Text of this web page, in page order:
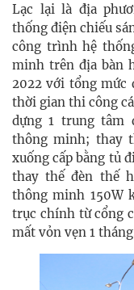
Lạc lại là địa
thống điện chiếu
công trình hệ
minh trên địa bàn
2022 với tổng mức
thời gian thi công
dựng 1 trung tâm
thông minh; thay
xuống cấp bằng tủ
thay thế đèn thế
thông minh 150W
trục chính từ cổng
mất vỏn vẹn 1